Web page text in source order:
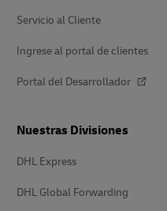
Servicio al Cliente
Ingrese al portal de clientes
Portal del Desarrollador
Nuestras Divisiones
DHL Express
DHL Global Forwarding